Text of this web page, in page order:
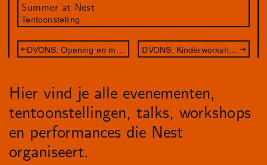
Summer at Nest
Tentoonstelling
Hier vind je alle evenementen,
tentoonstellingen, talks, workshops
en performances die Nest
organiseert.